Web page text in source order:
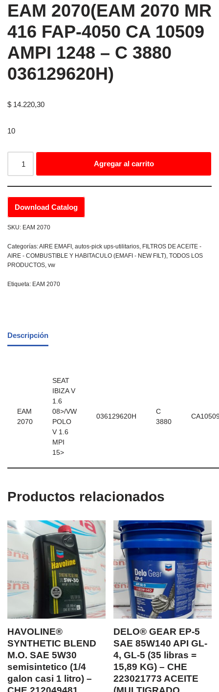
EAM 2070(EAM 2070 MR
416 FAP-4050 CA 10509
AMPI 1248 – C 3880
036129620H)
$ 14.220,30
10
Agregar al carrito
Download Catalog
SKU: EAM 2070
Categorías:AIRE EMAFI , autos-pick ups-utilitarios, FILTROS DE ACEITE -
AIRE - COMBUSTIBLE Y HABITACULO (EMAFI - NEW FILT), TODOS LOS
PRODUCTOS, vw
Etiqueta: EAM 2070
Descripción
EAM
2070
SEAT
IBIZA V
1.6
08>/VW
POLO
V 1.6
MPI
15>
036129620H
C
3880
Productos relacionados
HAVOLINE®
SYNTHETIC BLEND
M.O. SAE 5W30
semisintetico (1/4
galon casi 1 litro) –
DELO® GEAR EP-5
SAE 85W140 API GL-
4, GL-5 (35 libras =
15,89 KG) – CHE
223021773 ACEITE